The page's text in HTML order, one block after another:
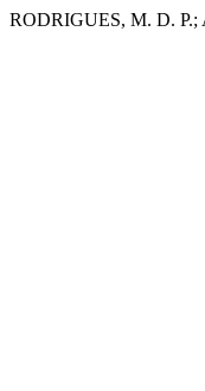
RODRIGUES, M. D. P.;